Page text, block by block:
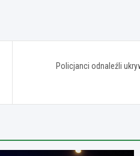
Policjanci odnaleźli